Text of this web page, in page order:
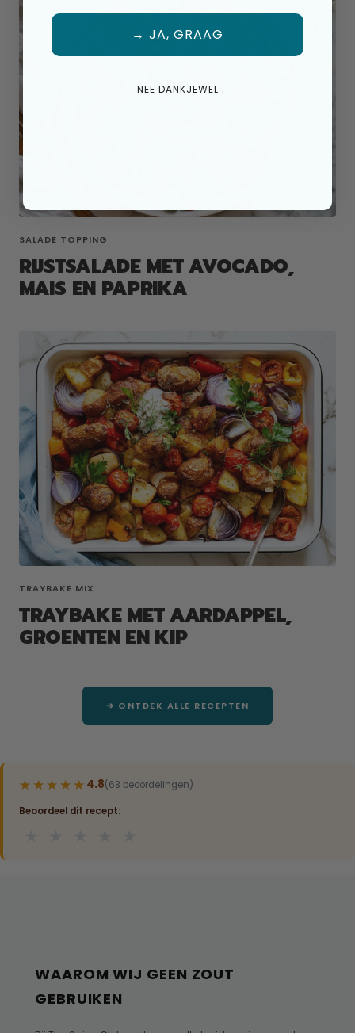
SALADE TOPPING
RIJSTSALADE MET AVOCADO,
MAIS EN PAPRIKA
TRAYBAKE MIX
TRAYBAKE MET AARDAPPEL,
GROENTEN EN KIP
➔ ONTDEK ALLE RECEPTEN
★★★★★
★★★★★ 4.8(63 beoordelingen)
Beoordeel dit recept:
WAAROM WIJ GEEN ZOUT
GEBRUIKEN
→ JA, GRAAG
NEE DANKJEWEL